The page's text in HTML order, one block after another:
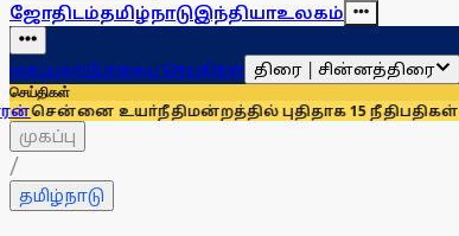
ஜோதிடம்தமிழ்நாடுஇந்தியாஉலகம்
முகப்புதற்போதைய செய்திகள் திரை | சின்னத்திரை
செய்திகள்
புதிதாக 15 நீதிபதிகள் பதவியேற்பு
முகப்பு
/
தமிழ்நாடு